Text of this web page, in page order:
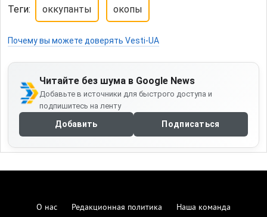
Теги: оккупанты окопы
Почему вы можете доверять Vesti-UA
Читайте без шума в Google News
Добавьте в источники для быстрого доступа и
подпишитесь на ленту
Добавить Подписаться
О нас Редакционная политика
Наша команда